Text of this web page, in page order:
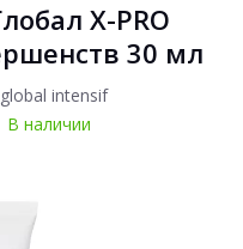
X-PRO
30 мл
intensif
В наличии